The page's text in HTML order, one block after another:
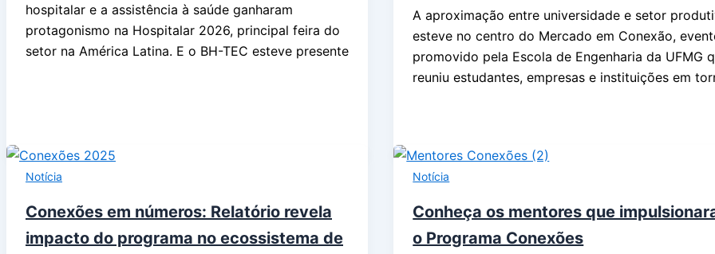
hospitalar e a assistência à saúde ganharam
protagonismo na Hospitalar 2026, principal feira do
setor na América Latina. E o BH-TEC esteve presente
A aproximação entre universidade e setor
esteve no centro do Mercado em Conexão,
promovido pela Escola de Engenharia da UFMG
reuniu estudantes, empresas e instituições em
Notícia
Conexões em números: Relatório revela
impacto do programa no ecossistema de
Notícia
Conheça os mentores que
o Programa Conexões